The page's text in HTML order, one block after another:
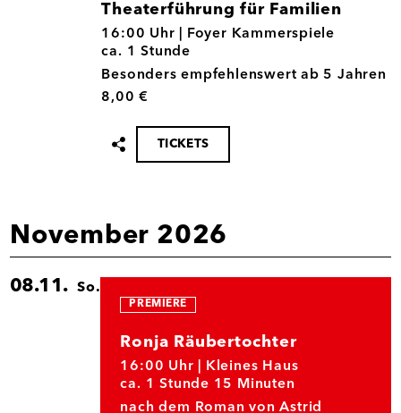
Theaterführung für Familien
21.10.
16:00 Uhr |
Foyer Kammerspiele
ca. 1 Stunde
Besonders empfehlenswert ab 5 Jahren
8,00 €
Termin
teilen
TICKETS
November 2026
08.11. So.
PREMIERE
Ronja Räubertochter
08.11.
16:00 Uhr |
Kleines Haus
ca. 1 Stunde 15 Minuten
nach dem Roman von Astrid